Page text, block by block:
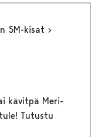
SM-kisat
kävitpä Meri-
Tutustu